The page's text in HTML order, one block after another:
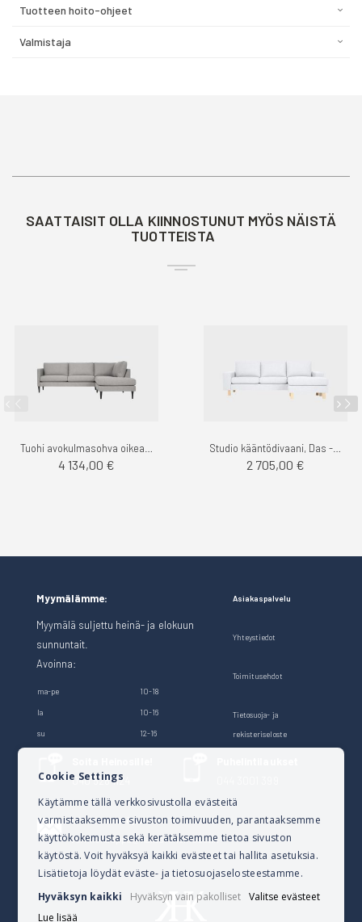
Tuotteen hoito-ohjeet
Valmistaja
SAATTAISIT OLLA KIINNOSTUNUT MYÖS NÄISTÄ
TUOTTEISTA
4 134,00 € 2 705,00 €
Myymälämme:
Myymälä suljettu heinä- ja elokuun
sunnuntait.
Avoinna:
ma-pe 10-18
la 10-16
su 12-16
Asiakaspalvelu
Yhteystiedot
Toimitusehdot
Tietosuoja- ja
rekisteriseloste
040 528 1124
Lähetä sähköpostia
verkkokauppa@kalusteheinoset.fi
Cookie Settings
Käytämme tällä verkkosivustolla evästeitä
varmistaaksemme sivuston toimivuuden, parantaaksemme
käyttökokemusta sekä kerätäksemme tietoa sivuston
käytöstä. Voit hyväksyä kaikki evästeet tai hallita asetuksia.
Lisätietoja löydät eväste- ja tietosuojaselosteestamme.
Hyväksyn kaikki
Hyväksyn vain pakolliset
Valitse evästeet
Lue lisää